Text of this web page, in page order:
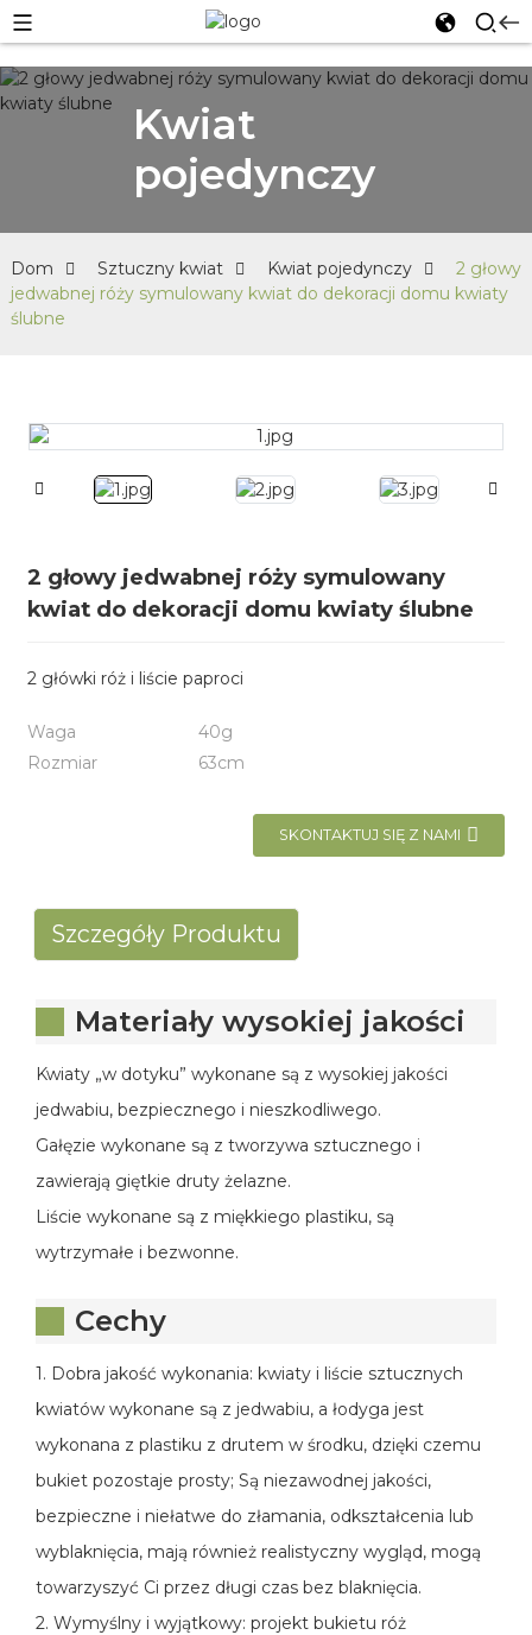
Kwiat
pojedynczy
Dom Sztuczny kwiat Kwiat pojedynczy
2 głowy
jedwabnej róży symulowany kwiat do dekoracji domu kwiaty
ślubne
2 głowy jedwabnej róży symulowany
kwiat do dekoracji domu kwiaty ślubne
2 główki róż i liście paproci
Waga
40g
Rozmiar
63cm
SKONTAKTUJ SIĘ Z NAMI
Szczegóły Produktu
Materiały wysokiej jakości
Kwiaty „w dotyku” wykonane są z wysokiej jakości
jedwabiu, bezpiecznego i nieszkodliwego.
Gałęzie wykonane są z tworzywa sztucznego i
zawierają giętkie druty żelazne.
Liście wykonane są z miękkiego plastiku, są
wytrzymałe i bezwonne.
Cechy
1. Dobra jakość wykonania: kwiaty i liście sztucznych
kwiatów wykonane są z jedwabiu, a łodyga jest
wykonana z plastiku z drutem w środku, dzięki czemu
bukiet pozostaje prosty; Są niezawodnej jakości,
bezpieczne i niełatwe do złamania, odkształcenia lub
wyblaknięcia, mają również realistyczny wygląd, mogą
towarzyszyć Ci przez długi czas bez blaknięcia.
2. Wymyślny i wyjątkowy: projekt bukietu róż